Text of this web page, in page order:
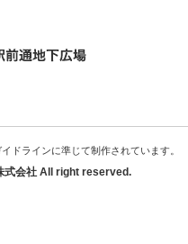
ドラインに準じて制作されています。
式会社 All right reserved.